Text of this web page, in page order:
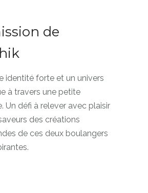
de
identité forte et un univers
à travers une petite
Un défi à relever avec plaisir
des créations
de ces deux boulangers